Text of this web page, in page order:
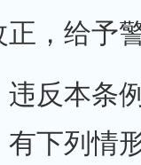
，给予
反本条
下列情